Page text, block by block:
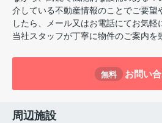
介している不動産情報のことでご要望
したら、メール又はお電話にてお気軽
当社スタッフが丁寧に物件のご案内を
無料 お問い
周辺施設